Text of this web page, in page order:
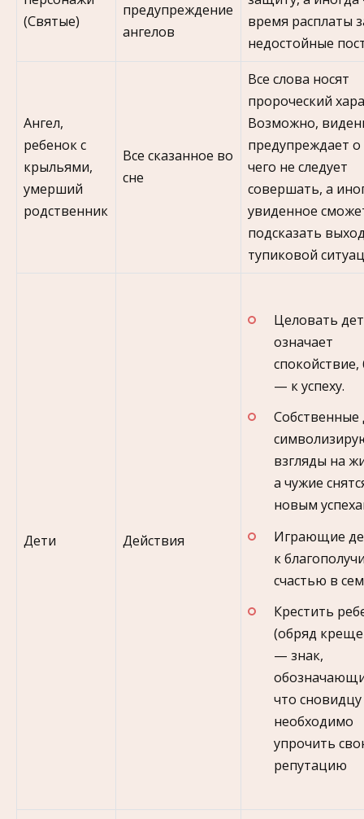
(Святые)
предупреждение
ангелов
время расплаты
недостойные
Ангел,
ребенок с
крыльями,
умерший
родственник
Все сказанное во
сне
Все слова носят
пророческий
Возможно,
предупреждает
чего не следует
совершать, а
увиденное
подсказать
тупиковой
Дети Действия
Целовать
означает
спокойствие,
— к успеху.
Собственные
взгляды на
а чужие
новым
Играющие
к
счастью в
Крестить
(обряд
— знак,
что сновидцу
необходимо
упрочить
репутацию